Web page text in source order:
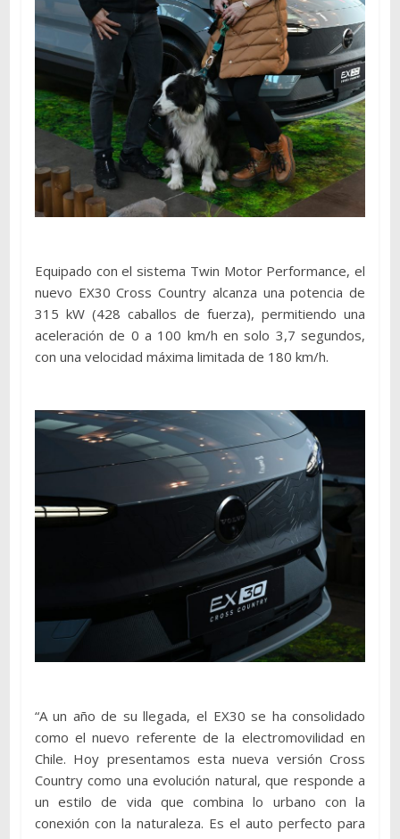
Equipado con el sistema Twin Motor Performance, el
nuevo EX30 Cross Country alcanza una potencia de
315 kW (428 caballos de fuerza), permitiendo una
aceleración de 0 a 100 km/h en solo 3,7 segundos,
con una velocidad máxima limitada de 180 km/h.
“A un año de su llegada, el EX30 se ha consolidado
como el nuevo referente de la electromovilidad en
Chile. Hoy presentamos esta nueva versión Cross
Country como una evolución natural, que responde a
un estilo de vida que combina lo urbano con la
conexión con la naturaleza. Es el auto perfecto para